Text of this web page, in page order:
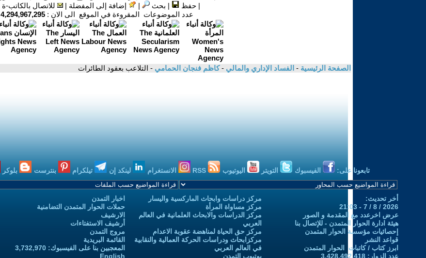
|حفظ | بحث | إضافة إلى المفضلة |
للاتصال بالكاتب-ة
عدد الموضوعات المقروءة في الموقع الى الان : 4,294,967,295
الصفحة الرئيسية - الفساد الإداري والمالي -كاظم فنجان الحمامي - التلاعب بعقود الطائرات
تابعونا على: الفيسبوك التويتر اليوتيوب الانستغرام لينكد إن تيلكرام بنترست بلوكر
أخر تحديث:
2026 / 8 / 7 - 21:03
عرض اخرعدد مع المقدمة و الصور
هيئة ادارة الحوار المتمدن - للإتصال بنا
إحصائيات مؤسسة الحوار المتمدن
قواعد النشر
ابرز كتاب / كاتبات الحوار المتمدن
عدد الزوار: 3,428,492,418
مركز دراسات وابحاث الماركسية واليسار
مركز مساواة المرأة
مركز الدراسات والابحاث العلمانية في العالم
العربي
مركز حق الحياة لمناهضة عقوبة الاعدام
مركزابحاث ودراسات الحركة العمالية والنقابية
في العالم العربي
يوتيوب التمدن
اخبار التمدن
حملات الحوار المتمدن التضامنية
الارشيف
أرشيف الاستفتاءات
مروج التمدن
القائمة البريدية
المعجبين بنا على الفيسبوك: 3,732,970
English